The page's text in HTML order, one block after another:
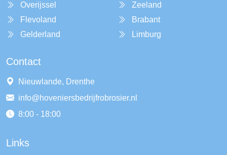
Overijssel
Flevoland
Gelderland
Zeeland
Brabant
Limburg
Contact
Nieuwlande, Drenthe
info@hoveniersbedrijfrobrosier.nl
8:00 - 18:00
Links